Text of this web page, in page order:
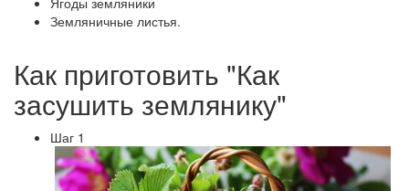
Земляничные листья.
Как приготовить "Как
засушить землянику"
Шаг 1